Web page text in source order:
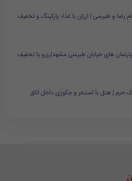
رضا و طبرسی | ارزان با غذا، پارکینگ و تخفیف
های خیابان طبرسی مشهد|رزرو با تخفیف
| هتل با استخر و جکوزی داخل اتاق